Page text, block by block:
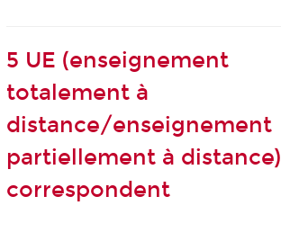
5 UE (enseignement
totalement à
distance/enseignement
partiellement à distance)
correspondent